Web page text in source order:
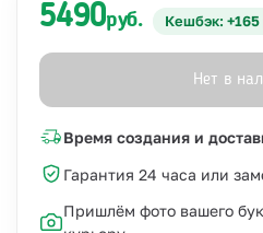
5490руб. Кешбэк: +165
Нет в
Время создания и
Гарантия 24 часа или
Пришлём фото вашего